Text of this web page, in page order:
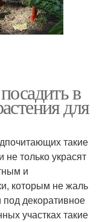
в
для
такие
только украсят
и
которым не жаль
под декоративное
участках такие